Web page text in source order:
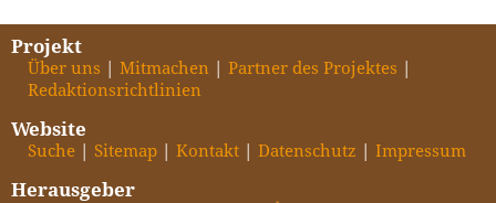
Projekt
Über uns Mitmachen
Partner des Projektes
Redaktionsrichtlinien
Website
Suche Sitemap Kontakt Datenschutz Impressum
Herausgeber